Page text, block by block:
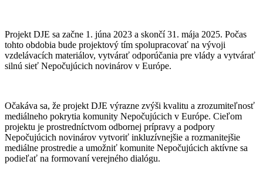
Projekt DJE sa začne 1. júna 2023 a skončí 31. mája 2025. Počas
tohto obdobia bude projektový tím spolupracovať na vývoji
vzdelávacích materiálov, vytvárať odporúčania pre vlády a vytvárať
silnú sieť Nepočujúcich novinárov v Európe.
Očakáva sa, že projekt DJE výrazne zvýši kvalitu a zrozumiteľnosť
mediálneho pokrytia komunity Nepočujúcich v Európe. Cieľom
projektu je prostredníctvom odbornej prípravy a podpory
Nepočujúcich novinárov vytvoriť inkluzívnejšie a rozmanitejšie
mediálne prostredie a umožniť komunite Nepočujúcich aktívne sa
podieľať na formovaní verejného dialógu.